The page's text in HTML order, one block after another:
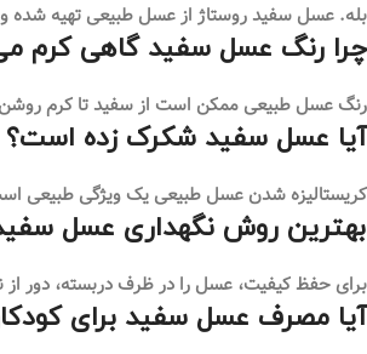
بله. عسل سفید روستاژ از عسل طبیعی تهیه شده
چرا رنگ عسل سفید گاهی کرم
رنگ عسل طبیعی ممکن است از سفید تا کرم
آیا عسل سفید شکرک زده است؟
کریستالیزه شدن عسل طبیعی یک ویژگی طبیعی
بهترین روش نگهداری عسل
برای حفظ کیفیت، عسل را در ظرف دربسته، دور
آیا مصرف عسل سفید برای